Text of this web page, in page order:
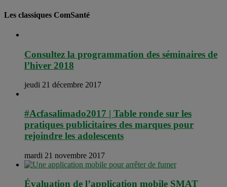
Les classiques ComSanté
Consultez la programmation des séminaires de
l’hiver 2018
jeudi 21 décembre 2017
#Acfasalimado2017 | Table ronde sur les
pratiques publicitaires des marques pour
rejoindre les adolescents
mardi 21 novembre 2017
Évaluation de l’application mobile SMAT